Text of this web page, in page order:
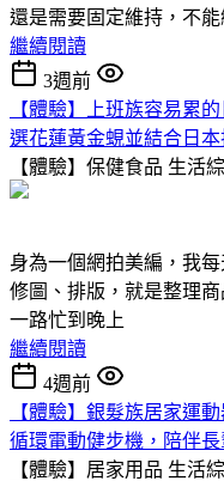
還是需要固定維持，不
繼續閱讀
3週前
【體驗】上班族容易累
選花蓮黃金蜆並結合日
【體驗】保健食品 生活
身為一個網拍美編，我
修圖、排版，就是整理
一路忙到晚上
繼續閱讀
4週前
【體驗】銀髮族居家運
循環電動健步機，陪伴
【體驗】居家用品 生活